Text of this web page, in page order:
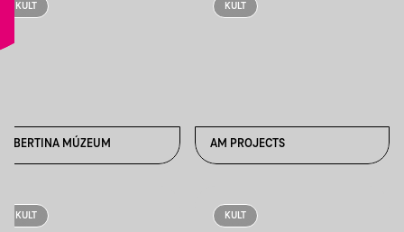
KULT
ALBERTINA MÚZEUM
KULT
AM PROJECTS
KULT KULT